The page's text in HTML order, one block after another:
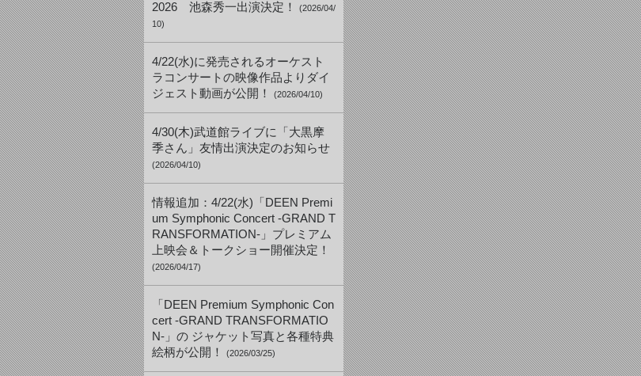
2026 池森秀一出演決定！
(2026/04/
10)
4/22(水)に発売されるオーケスト
ラコンサートの映像作品よりダイ
ジェスト動画が公開！
(2026/04/10)
4/30(木)武道館ライブに「大黒摩
季さん」友情出演決定のお知らせ
(2026/04/10)
情報追加：4/22(水)「DEEN Premi
um Symphonic Concert -GRAND T
RANSFORMATION-」プレミアム
上映会＆トークショー開催決定！
(2026/04/17)
「DEEN Premium Symphonic Con
cert -GRAND TRANSFORMATIO
N-」の ジャケット写真と各種特典
絵柄が公開！
(2026/03/25)